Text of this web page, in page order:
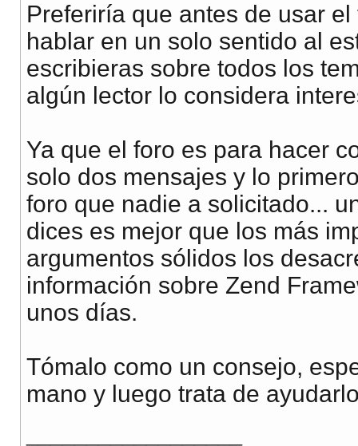
Preferiría que antes de usar
hablar en un solo sentido al
escribieras sobre todos los
algún lector lo considera
Ya que el foro es para hacer
solo dos mensajes y lo
foro que nadie a solicitado...
dices es mejor que los más
argumentos sólidos los
información sobre Zend
unos días.
Tómalo como un consejo,
mano y luego trata de